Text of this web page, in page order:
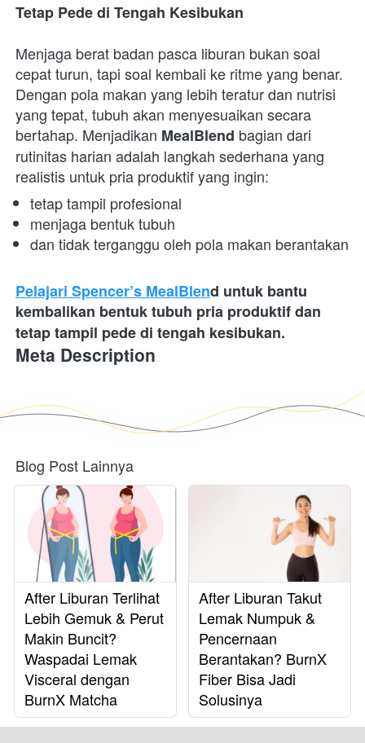
Tetap Pede di Tengah Kesibukan
Menjaga berat badan pasca liburan bukan soal
cepat turun, tapi soal kembali ke ritme yang benar.
Dengan pola makan yang lebih teratur dan nutrisi
yang tepat, tubuh akan menyesuaikan secara
bertahap. Menjadikan MealBlend bagian dari
rutinitas harian adalah langkah sederhana yang
realistis untuk pria produktif yang ingin:
tetap tampil profesional
menjaga bentuk tubuh
Pelajari Spencer’s MealBlend untuk bantu
kembalikan bentuk tubuh pria produktif dan
tetap tampil pede di tengah kesibukan.
Meta Description
Blog Post Lainnya
After Liburan Terlihat
Lebih Gemuk & Perut
Makin Buncit?
Waspadai Lemak
Visceral dengan
BurnX Matcha
After Liburan Takut
Lemak Numpuk &
Pencernaan
Berantakan? BurnX
Fiber Bisa Jadi
Solusinya